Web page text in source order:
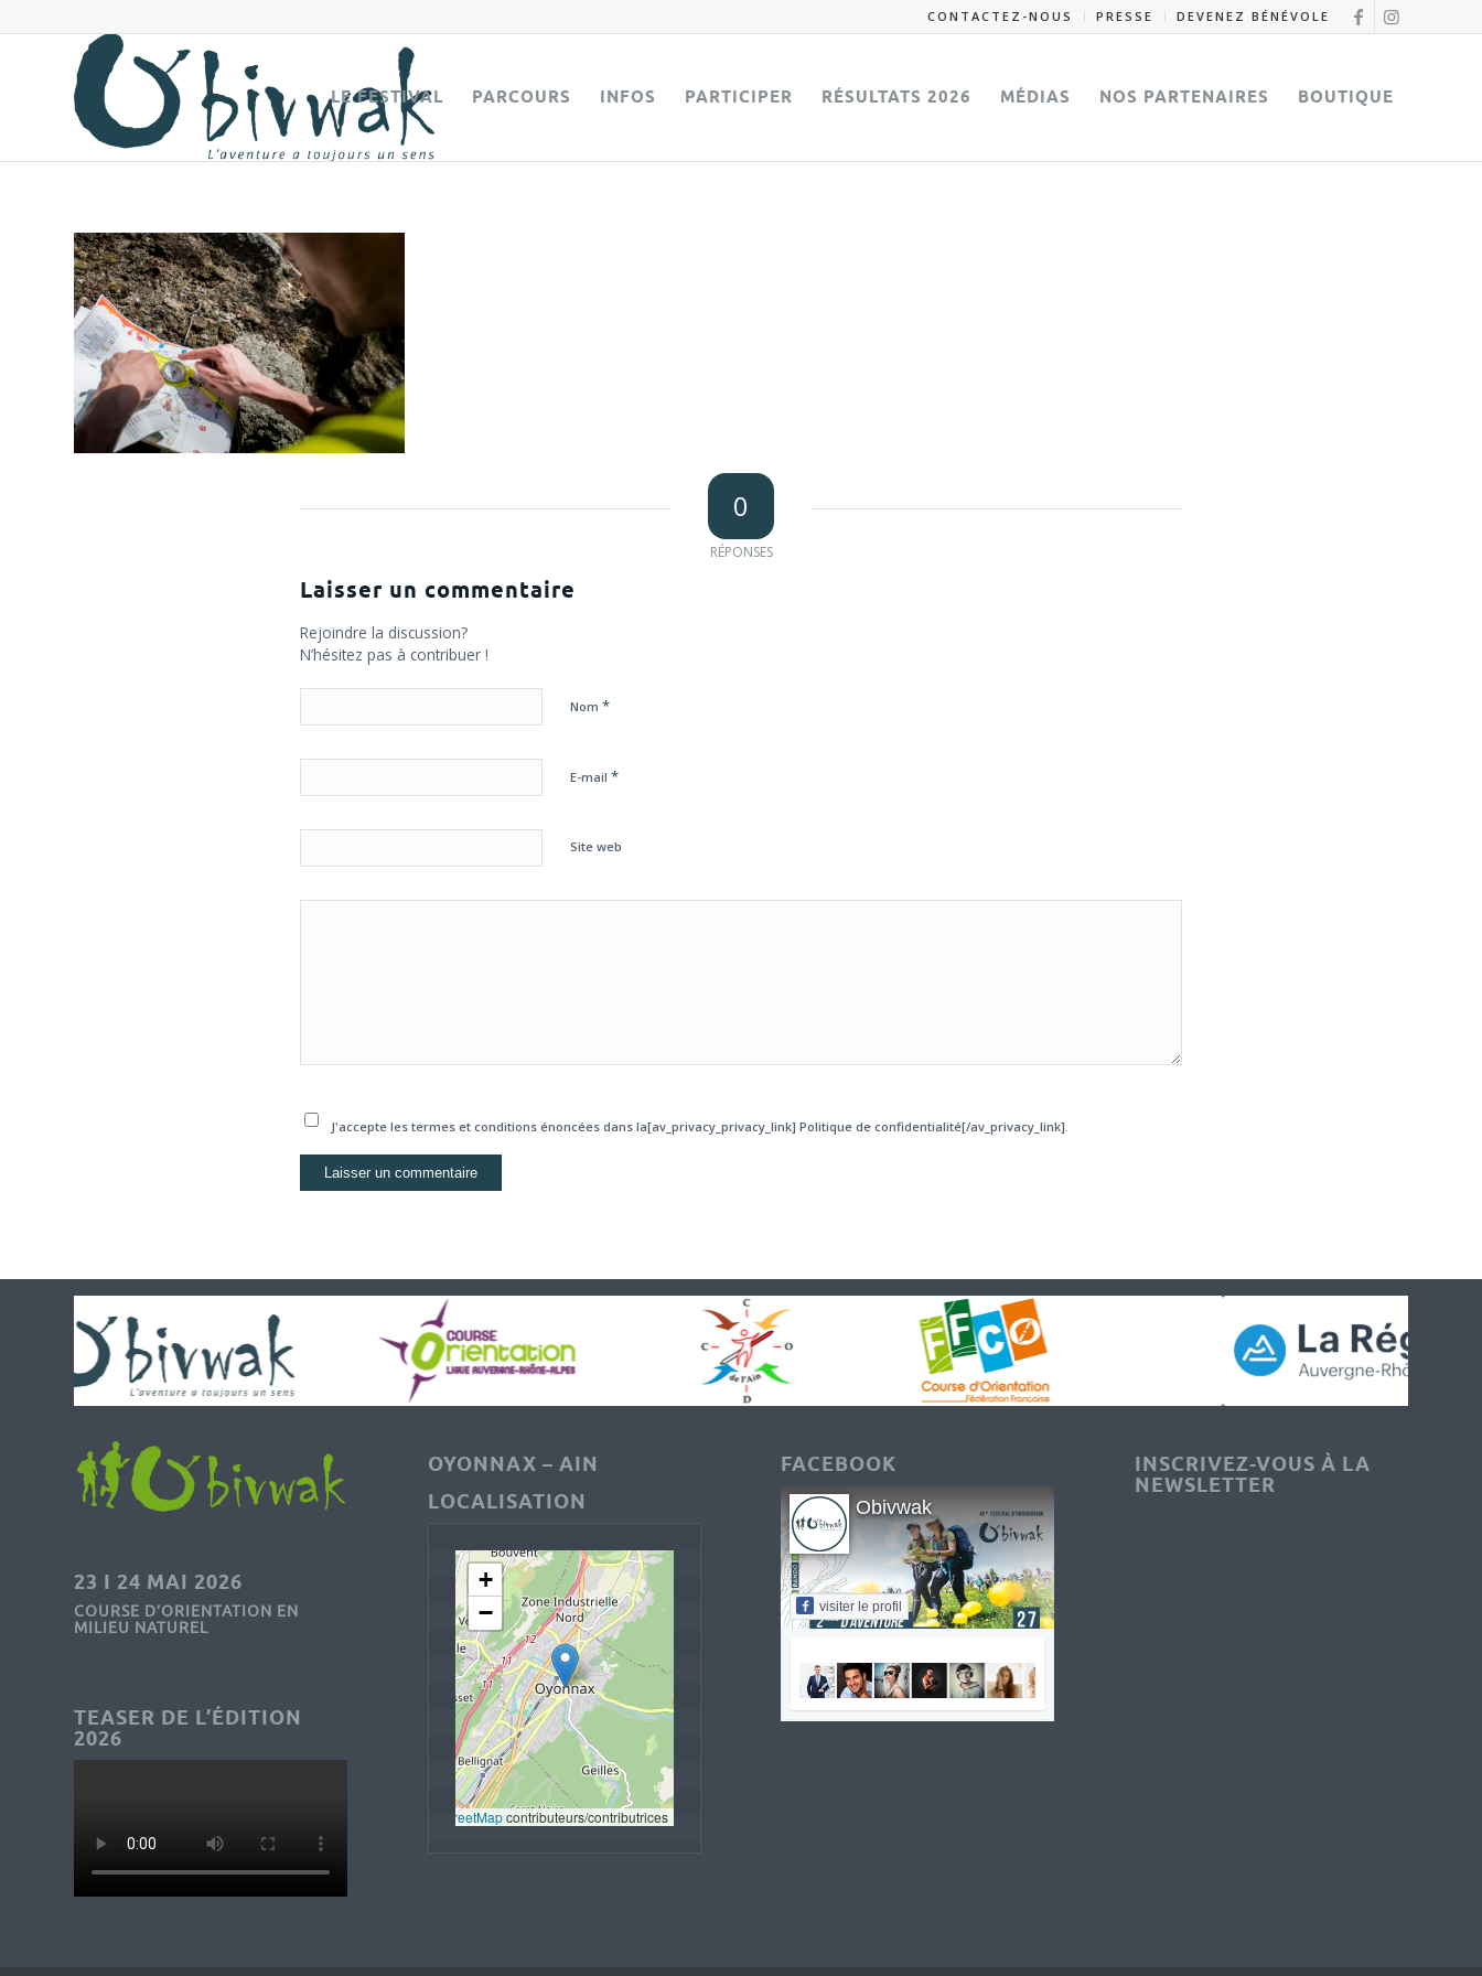
CONTACTEZ-NOUS PRESSE DEVENEZ BÉNÉVOLE
LE FESTIVAL PARCOURS INFOS PARTICIPER RÉSULTATS 2026 MÉDIAS NOS PARTENAIRES BOUTIQUE
0
RÉPONSES
Laisser un commentaire
Rejoindre la discussion?
N’hésitez pas à contribuer !
Nom *
E-mail *
Site web
J'accepte les termes et conditions énoncées dans la[av_privacy_privacy_link] Politique de confidentialité[/av_privacy_link].
23 I 24 MAI 2026
COURSE D’ORIENTATION EN
MILIEU NATUREL
TEASER DE L’ÉDITION
2026
OYONNAX – AIN
LOCALISATION
+
−
OpenStreetMap contributeurs/contributrices
FACEBOOK
Obivwak
visiter le profil
INSCRIVEZ-VOUS À LA
NEWSLETTER